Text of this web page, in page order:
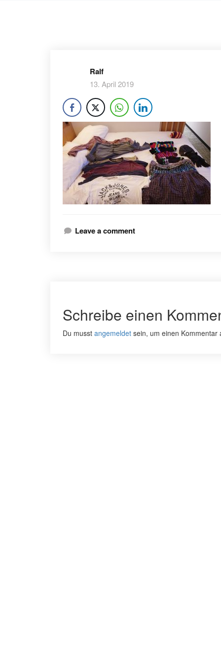
Ralf
13. April 2019
Leave a comment
Schreibe einen
Du musst angemeldet sein, um einen Kommentar